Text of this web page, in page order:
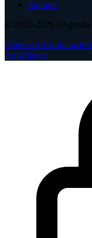
Soporte
© 2020-2026 eAgenda
Centro de Confianza
Anti-Spam